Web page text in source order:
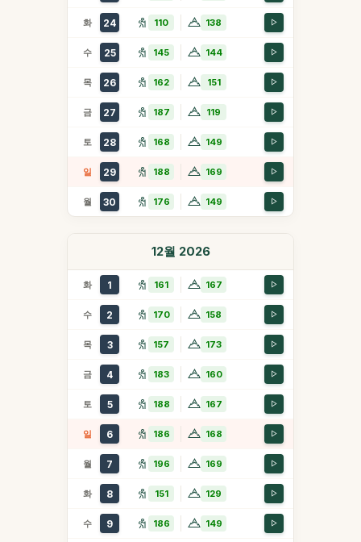
화 24 110 138
수 25 145 144
목 26 162 151
금 27 187 119
토 28 168 149
일 29 188 169
월 30 176 149
12월 2026
화 1 161 167
수 2 170 158
목 3 157 173
금 4 183 160
토 5 188 167
일 6 186 168
월 7 196 169
화 8 151 129
수 9 186 149